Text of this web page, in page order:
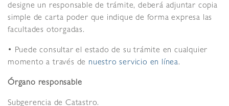
designe un responsable de trámite, deberá adjuntar copia
simple de carta poder que indique de forma expresa las
facultades otorgadas.
• Puede consultar el estado de su trámite en cualquier
momento a través de nuestro servicio en línea.
Órgano responsable
Subgerencia de Catastro.